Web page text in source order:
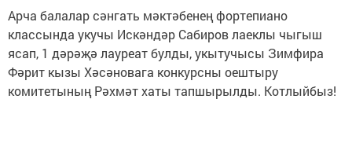
Арча балалар сәнгать мәктәбенең фортепиано
классында укучы Искәндәр Сабиров лаеклы чыгыш
ясап, 1 дәрәҗә лауреат булды, укытучысы Зимфира
Фәрит кызы Хәсәновага конкурсны оештыру
комитетының Рәхмәт хаты тапшырылды. Котлыйбыз!